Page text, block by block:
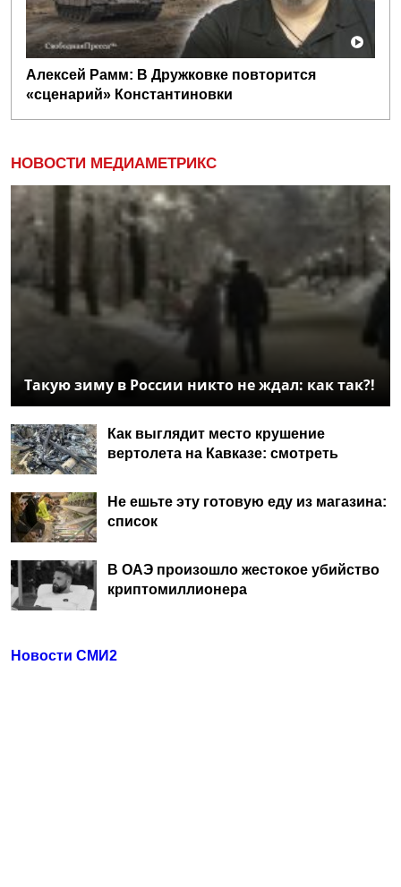
Алексей Рамм: В Дружковке повторится
«сценарий» Константиновки
НОВОСТИ МЕДИАМЕТРИКС
Такую зиму в России никто не ждал: как так?!
Как выглядит место крушение
вертолета на Кавказе: смотреть
Не ешьте эту готовую еду из магазина:
список
В ОАЭ произошло жестокое убийство
криптомиллионера
Новости СМИ2